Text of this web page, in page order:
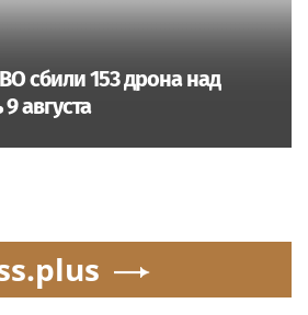
сбили 153 дрона над
августа